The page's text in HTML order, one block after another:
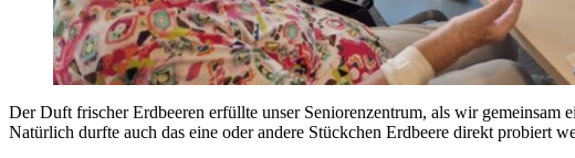
Der Duft frischer Erdbeeren erfüllte unser Seniorenzentrum, als wir
Natürlich durfte auch das eine oder andere Stückchen Erdbeere direkt probiert